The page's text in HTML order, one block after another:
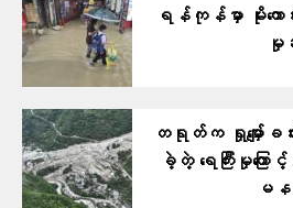
ရန်ကုန်မှာ မိုးကောင်း
မှု
တရုတ်က ရှုမျှော်ခင်
ခဲ့တဲ့ ရေကြီးမှုကြ
မန